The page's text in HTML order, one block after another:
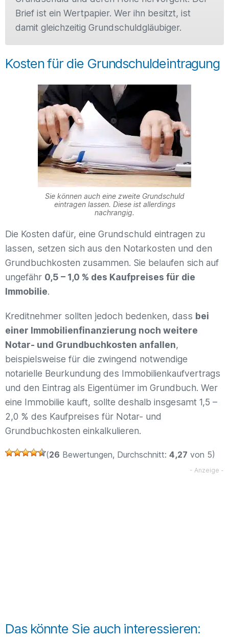
Brief ist ein Wertpapier. Wer ihn besitzt, ist
damit gleichzeitig Grundschuldgläubiger.
Kosten für die Grundschuldeintragung
Sie können auch eine zweite Grundschuld
eintragen lassen. Diese ist allerdings
nachrangig.
Die Kosten dafür, eine Grundschuld eintragen zu
lassen, setzen sich aus den Notarkosten und den
Grundbuchkosten zusammen. Sie belaufen sich auf
ungefähr 0,5 – 1,0 % des Kaufpreises für die
Immobilie.
Kreditnehmer sollten jedoch bedenken, dass bei
einer Immobilienfinanzierung noch weitere
Notar- und Grundbuchkosten anfallen,
beispielsweise für die zwingend notwendige
notarielle Beurkundung des Immobilienkaufvertrags
und den Eintrag als Eigentümer im Grundbuch. Wer
eine Immobilie kauft, sollte deshalb insgesamt 1,5 –
2,0 % des Kaufpreises für Notar- und
Grundbuchkosten einkalkulieren.
(26 Bewertungen, Durchschnitt: 4,27 von 5)
Das könnte Sie auch interessieren: